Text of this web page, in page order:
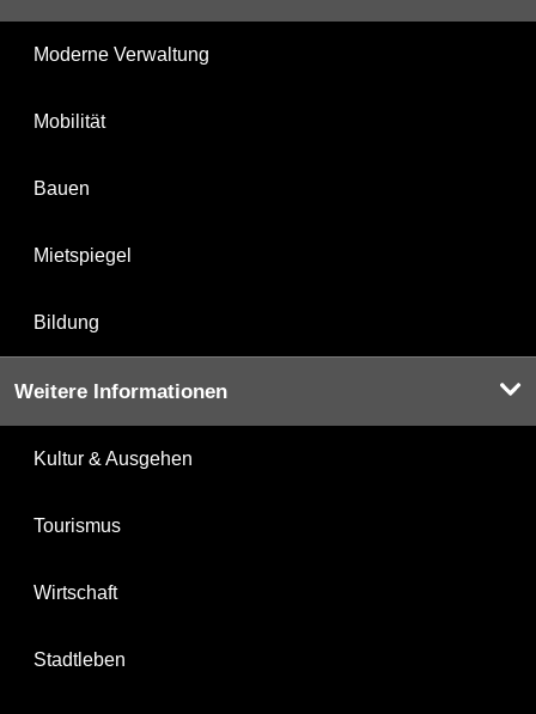
Moderne Verwaltung
Mobilität
Bauen
Mietspiegel
Bildung
Weitere Informationen
Kultur & Ausgehen
Tourismus
Wirtschaft
Stadtleben